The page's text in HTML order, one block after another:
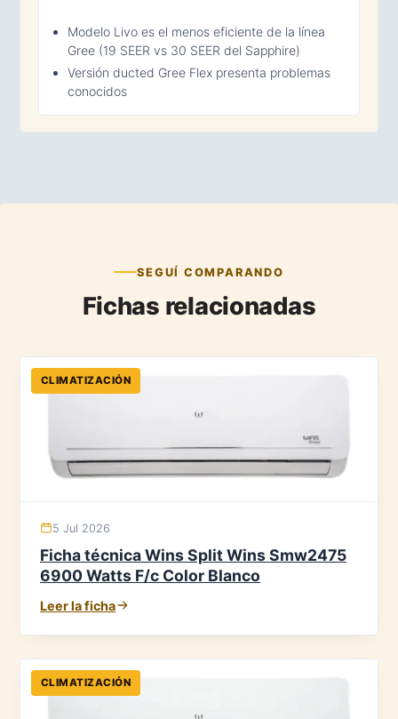
Modelo Livo es el menos eficiente de la línea
Gree (19 SEER vs 30 SEER del Sapphire)
Versión ducted Gree Flex presenta problemas
conocidos
SEGUÍ COMPARANDO
Fichas relacionadas
CLIMATIZACIÓN
5 Jul 2026
Ficha técnica Wins Split Wins Smw2475
6900 Watts F/c Color Blanco
Leer la ficha
CLIMATIZACIÓN